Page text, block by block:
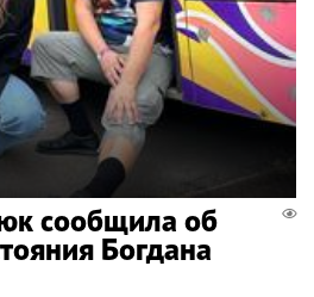
сообщила об
Богдана